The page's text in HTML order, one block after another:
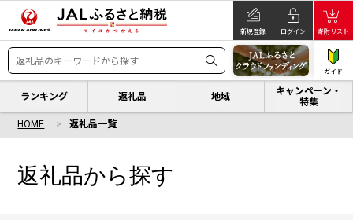
新規登録 ログイン 寄附リスト
ガイド
ランキング 返礼品 地域
キャンペーン・
特集
HOME 返礼品一覧
返礼品から探す